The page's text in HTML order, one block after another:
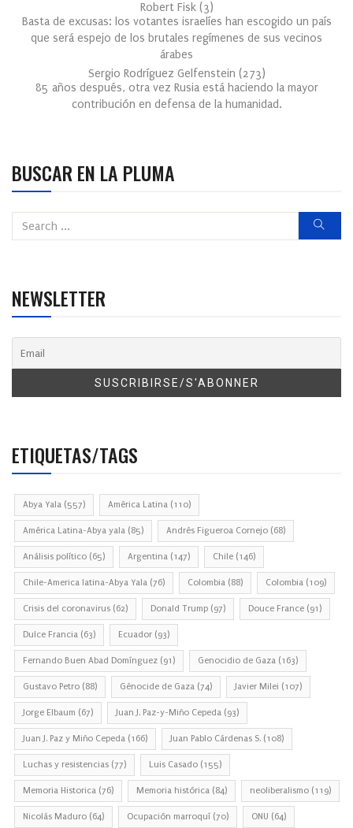
Robert Fisk (3)
Basta de excusas: los votantes israelíes han escogido un país
que será espejo de los brutales regímenes de sus vecinos
árabes
Sergio Rodríguez Gelfenstein (273)
85 años después, otra vez Rusia está haciendo la mayor
contribución en defensa de la humanidad.
BUSCAR EN LA PLUMA
NEWSLETTER
ETIQUETAS/TAGS
Abya Yala (557) América Latina (110)
América Latina-Abya yala (85) Andrés Figueroa Cornejo (68)
Análisis político (65) Argentina (147) Chile (146)
Chile-America latina-Abya Yala (76) Colombia (88) Colombia (109)
Crisis del coronavirus (62) Donald Trump (97) Douce France (91)
Dulce Francia (63) Ecuador (93)
Fernando Buen Abad Domínguez (91) Genocidio de Gaza (163)
Gustavo Petro (88) Génocide de Gaza (74) Javier Milei (107)
Jorge Elbaum (67) Juan J. Paz-y-Miño Cepeda (93)
Juan J. Paz y Miño Cepeda (166) Juan Pablo Cárdenas S. (108)
Luchas y resistencias (77) Luis Casado (155)
Memoria Historica (76) Memoria histórica (84) neoliberalismo (119)
Nicolás Maduro (64) Ocupación marroquí (70) ONU (64)